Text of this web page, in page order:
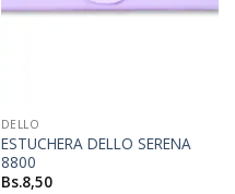
DELLO
ESTUCHERA DELLO SERENA
8800
Bs.8,50